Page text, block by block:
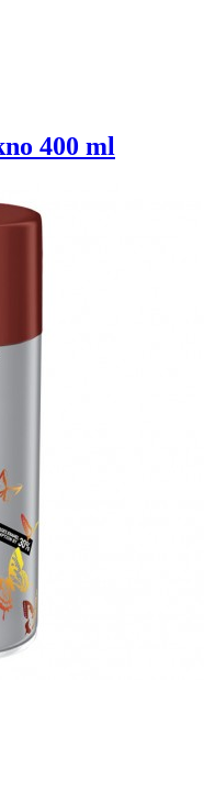
400 ml